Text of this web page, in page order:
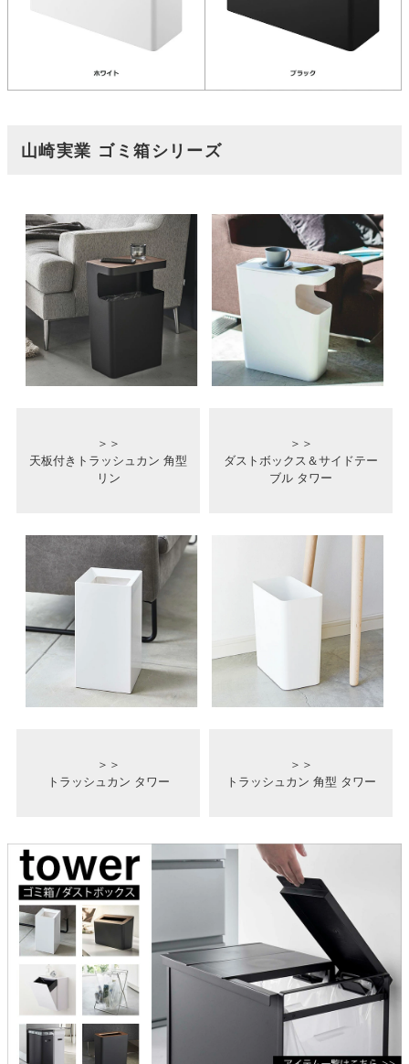
山崎実業 ゴミ箱シリーズ
＞＞
天板付きトラッシュカン 角型
リン
＞＞
ダストボックス＆サイドテー
ブル タワー
＞＞
トラッシュカン タワー
＞＞
トラッシュカン 角型 タワー